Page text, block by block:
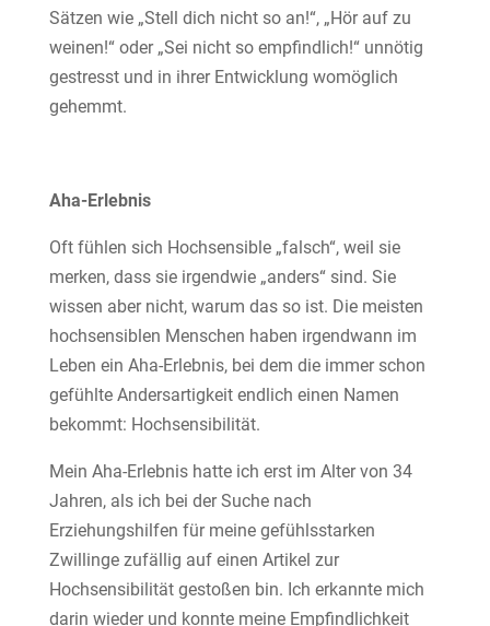
Sätzen wie „Stell dich nicht so an!“, „Hör auf zu
weinen!“ oder „Sei nicht so empfindlich!“ unnötig
gestresst und in ihrer Entwicklung womöglich
gehemmt.
Aha-Erlebnis
Oft fühlen sich Hochsensible „falsch“, weil sie
merken, dass sie irgendwie „anders“ sind. Sie
wissen aber nicht, warum das so ist. Die meisten
hochsensiblen Menschen haben irgendwann im
Leben ein Aha-Erlebnis, bei dem die immer schon
gefühlte Andersartigkeit endlich einen Namen
bekommt: Hochsensibilität.
Mein Aha-Erlebnis hatte ich erst im Alter von 34
Jahren, als ich bei der Suche nach
Erziehungshilfen für meine gefühlsstarken
Zwillinge zufällig auf einen Artikel zur
Hochsensibilität gestoßen bin. Ich erkannte mich
darin wieder und konnte meine Empfindlichkeit